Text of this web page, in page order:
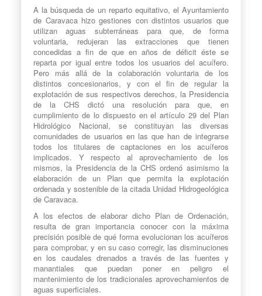
A la búsqueda de un reparto equitativo, el Ayuntamiento
de Caravaca hizo gestiones con distintos usuarios que
utilizan aguas subterráneas para que, de forma
voluntaria, redujeran las extracciones que tienen
concedidas a fin de que en años de déficit éste se
reparta por igual entre todos los usuarios del acuífero.
Pero más allá de la colaboración voluntaria de los
distintos concesionarios, y con el fin de regular la
explotación de sus respectivos derechos, la Presidencia
de la CHS dictó una resolución para que, en
cumplimiento de lo dispuesto en el artículo 29 del Plan
Hidrológico Nacional, se constituyan las diversas
comunidades de usuarios en las que han de integrarse
todos los titulares de captaciones en los acuíferos
implicados. Y respecto al aprovechamiento de los
mismos, la Presidencia de la CHS ordenó asimismo la
elaboración de un Plan que permita la explotación
ordenada y sostenible de la citada Unidad Hidrogeológica
de Caravaca.
A los efectos de elaborar dicho Plan de Ordenación,
resulta de gran importancia conocer con la máxima
precisión posible de qué forma evolucionan los acuíferos
para comprobar, y en su caso corregir, las disminuciones
en los caudales drenados a través de las fuentes y
manantiales que puedan poner en peligro el
mantenimiento de los tradicionales aprovechamientos de
aguas superficiales.